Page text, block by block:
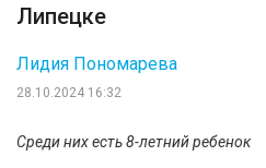
Липецке
28.10.2024 16:32
Лидия Пономарева
Среди них есть 8-летний ребенок